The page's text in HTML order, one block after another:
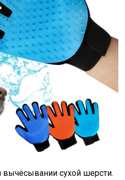
сухой шерсти.